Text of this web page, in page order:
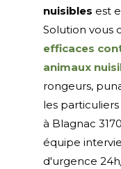
nuisibles est
Solution vous
efficaces
animaux
rongeurs,
les
à Blagnac
équipe
d'urgence